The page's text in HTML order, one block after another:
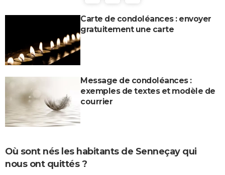
Carte de condoléances : envoyer
gratuitement une carte
Message de condoléances :
exemples de textes et modèle de
courrier
Où sont nés les habitants de Senneçay qui
nous ont quittés ?